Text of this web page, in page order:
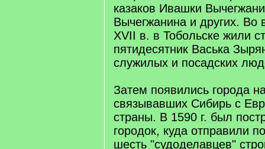
казаков Ивашки
Вычегжанина и других. Во
XVII в. в Тобольске жили
пятидесятник Васька
служилых и посадских
Затем появились города
связывавших Сибирь с
страны. В 1590 г. был
городок, куда отправили
шесть "судоделавцев"